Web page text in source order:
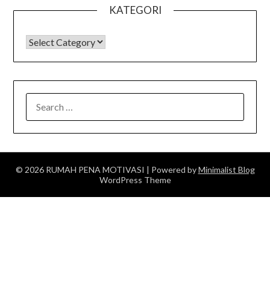
KATEGORI
KATEGORI
FOR:
© 2026 RUMAH PENA MOTIVASI | Powered byMinimalist Blog
WordPress Theme